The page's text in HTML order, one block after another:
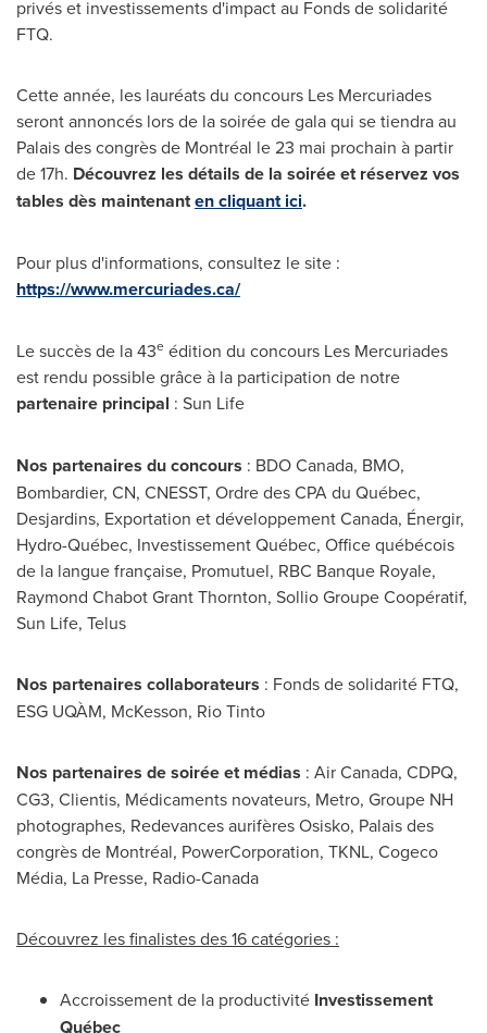
privés et investissements d'impact au Fonds de solidarité
FTQ.
Cette année, les lauréats du concours Les Mercuriades
seront annoncés lors de la soirée de gala qui se tiendra au
Palais des congrès de Montréal le 23 mai prochain à partir
de 17h. Découvrez les détails de la soirée et réservez vos
tables dès maintenanten cliquant ici.
Pour plus d'informations, consultez le site :
https://www.mercuriades.ca/
Le succès de la 43e édition du concours Les Mercuriades
est rendu possible grâce à la participation de notre
partenaire principal : Sun Life
Nos partenaires du concours : BDO Canada, BMO,
Bombardier, CN, CNESST, Ordre des CPA du Québec,
Desjardins, Exportation et développementCanada, Énergir,
Hydro-Québec, Investissement Québec, Office québécois
de la langue française, Promutuel, RBC Banque Royale,
Raymond Chabot Grant Thornton, Sollio Groupe Coopératif,
Sun Life, Telus
Nos partenaires collaborateurs : Fonds de solidarité FTQ,
ESG UQÀM, McKesson, Rio Tinto
Nos partenaires de soirée et médias : Air Canada, CDPQ,
CG3, Clientis, Médicaments novateurs, Metro, Groupe NH
photographes, Redevances aurifères Osisko, Palais des
congrès de Montréal, PowerCorporation, TKNL, Cogeco
Média, La Presse, Radio-Canada
Découvrez les finalistes des 16 catégories :
Accroissement de la productivité Investissement
Québec